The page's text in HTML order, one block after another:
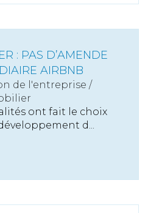
: PAS D’AMENDE
AIRBNB
de l'entreprise /
ont fait le choix
d...